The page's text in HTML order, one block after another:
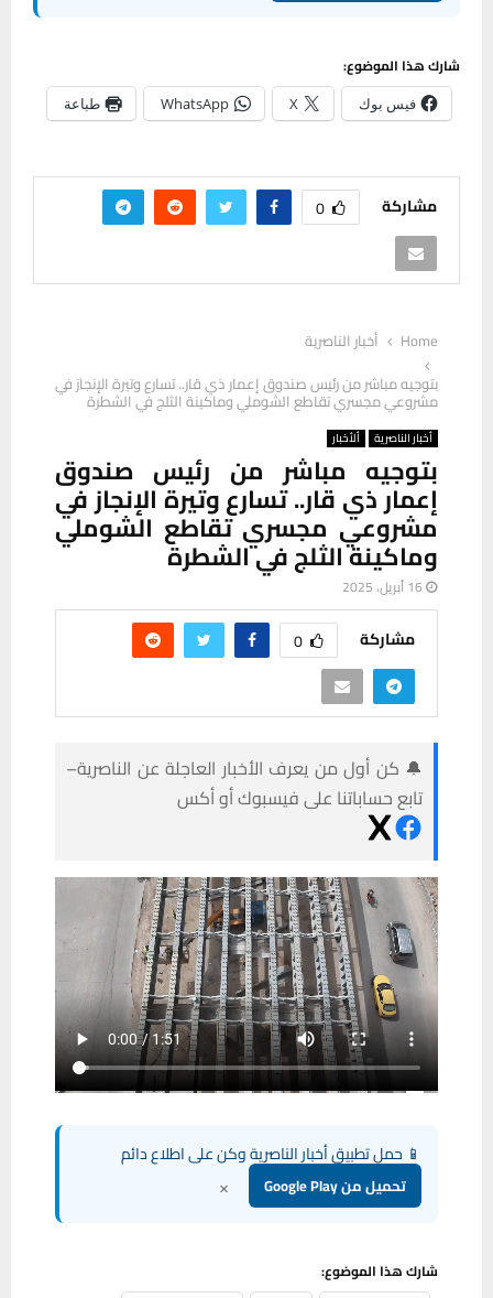
شارك هذا الموضوع:
فيس بوك X
WhatsApp طباعة
مشاركة 0
Home
أخبار الناصرية
بتوجيه مباشر من رئيس صندوق إعمار ذي قار.. تسارع وتيرة الإنجاز في
مشروعي مجسري تقاطع الشوملي وماكينة الثلج في الشطرة
أخبار الناصرية ألأخبار
بتوجيه مباشر من رئيس صندوق
إعمار ذي قار.. تسارع وتيرة الإنجاز في
مشروعي مجسري تقاطع الشوملي
وماكينة الثلج في الشطرة
16 أبريل، 2025
مشاركة 0
🔔 كن أول من يعرف الأخبار العاجلة عن الناصرية–
تابع حساباتنا على فيسبوك أو أكس
📱 حمل تطبيق أخبار الناصرية وكن على اطلاع دائم
تحميل من Google Play ×
شارك هذا الموضوع: